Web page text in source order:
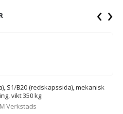
S1/B20 (redskapssida), mekanisk
vikt 350 kg
Verkstads
‹ ›